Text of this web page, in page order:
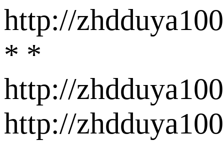
http://
* *
http://
http://